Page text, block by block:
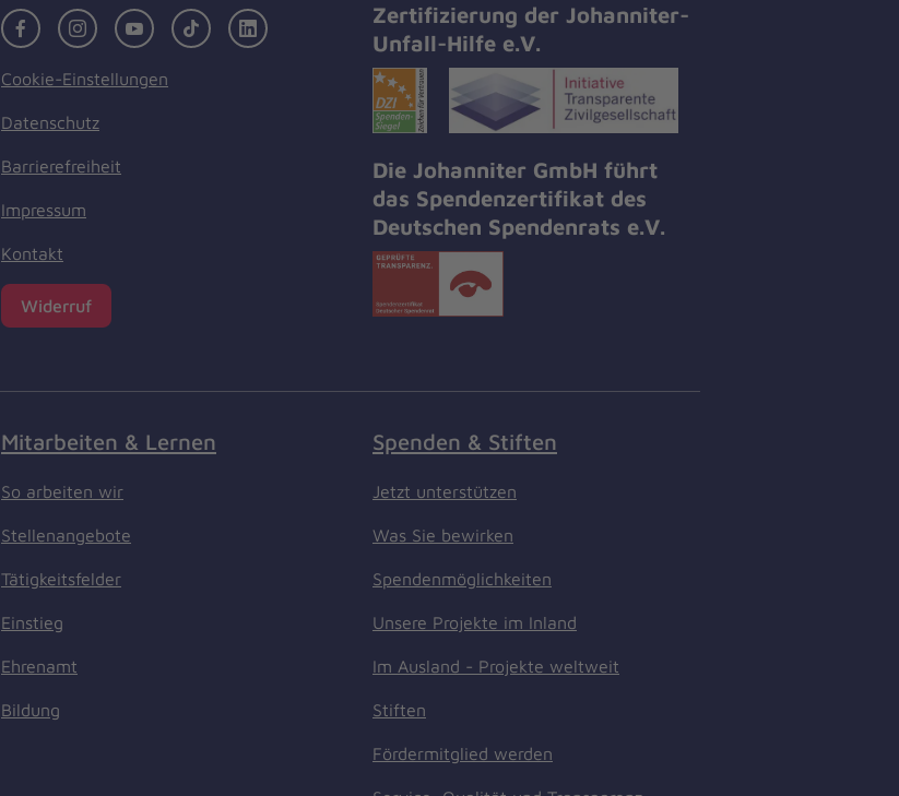
FacebookInstagramYoutubeTikTok LinkedIn
Cookie-Einstellungen
Datenschutz
Barrierefreiheit
Impressum
Kontakt
Widerruf
Zertifizierung der Johanniter-
Unfall-Hilfe e.V.
Die Johanniter GmbH führt
das Spendenzertifikat des
Deutschen Spendenrats e.V.
Mitarbeiten & Lernen
So arbeiten wir
Stellenangebote
Tätigkeitsfelder
Einstieg
Ehrenamt
Bildung
Spenden & Stiften
Jetzt unterstützen
Was Sie bewirken
Spendenmöglichkeiten
Unsere Projekte im Inland
Im Ausland - Projekte weltweit
Stiften
Fördermitglied werden